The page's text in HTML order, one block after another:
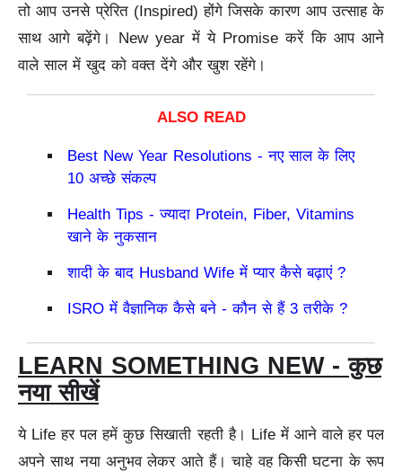
तो आप उनसे प्रेरित (Inspired) होंगे जिसके कारण आप उत्साह के
साथ आगे बढ़ेंगे। New year में ये Promise करें कि आप आने
वाले साल में खुद को वक्त देंगे और खुश रहेंगे।
Best New Year Resolutions - नए साल के लिए
10 अच्छे संकल्प
Health Tips - ज्यादा Protein, Fiber, Vitamins
खाने के नुकसान
शादी के बाद Husband Wife में प्यार कैसे बढ़ाएं ?
ISRO में वैज्ञानिक कैसे बने - कौन से हैं 3 तरीके ?
LEARN SOMETHING NEW - कुछ
नया सीखें
ये Life हर पल हमें कुछ सिखाती रहती है। Life में आने वाले हर पल
अपने साथ नया अनुभव लेकर आते हैं। चाहे वह किसी घटना के रूप